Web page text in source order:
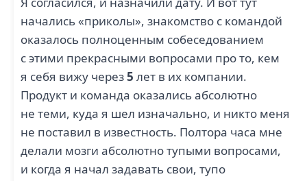
начались «приколы», знакомство с командой
оказалось полноценным собеседованием
с этими прекрасными вопросами про то, кем
я себя вижу через5 лет в их компании.
Продукт и команда оказались абсолютно
не теми, куда я шел изначально, и никто меня
не поставил в известность. Полтора часа мне
делали мозги абсолютно тупыми вопросами,
и когда я начал задавать свои, тупо